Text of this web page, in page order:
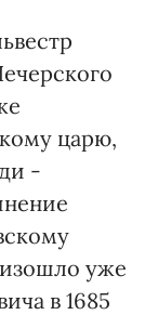
царю,
-
уже
в 1685